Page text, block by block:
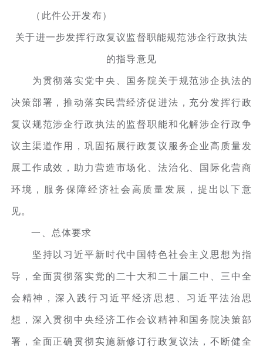
（此件公开发布）
关于进一步发挥行政复议监督职能规范涉企行政执法
的指导意见
为贯彻落实党中央、国务院关于规范涉企执法的
决策部署，推动落实民营经济促进法，充分发挥行政
复议规范涉企行政执法的监督职能和化解涉企行政争
议主渠道作用，巩固拓展行政复议服务企业高质量发
展工作成效，助力营造市场化、法治化、国际化营商
环境，服务保障经济社会高质量发展，提出以下意
见。
一、总体要求
坚持以习近平新时代中国特色社会主义思想为指
导，全面贯彻落实党的二十大和二十届二中、三中全
会精神，深入践行习近平经济思想、习近平法治思
想，深入贯彻中央经济工作会议精神和国务院决策部
署，全面正确贯彻实施新修订行政复议法，不断健全